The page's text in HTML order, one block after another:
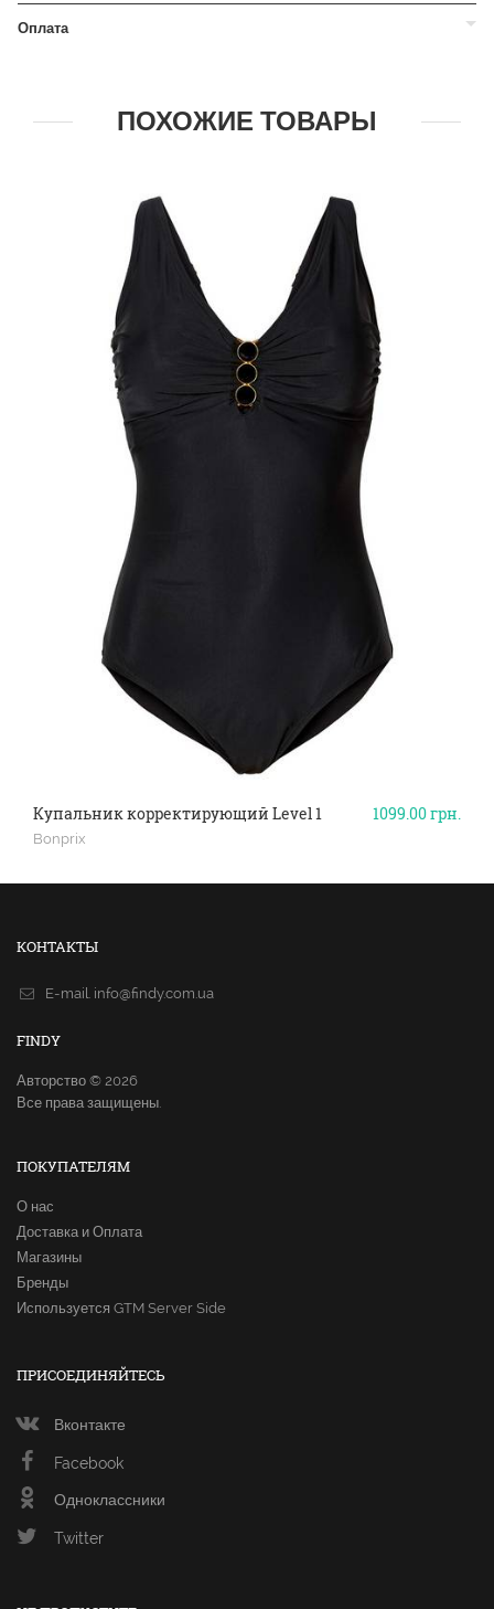
Оплата
ПОХОЖИЕ ТОВАРЫ
1099.00грн.
Купальник корректирующий Level 1
Bonprix
КОНТАКТЫ
E-mail. info@findy.com.ua
FINDY
Авторство © 2026
Все права защищены.
ПОКУПАТЕЛЯМ
О нас
Доставка и Оплата
Магазины
Бренды
Используется GTM Server Side
ПРИСОЕДИНЯЙТЕСЬ
Вконтакте
Facebook
Одноклассники
Twitter